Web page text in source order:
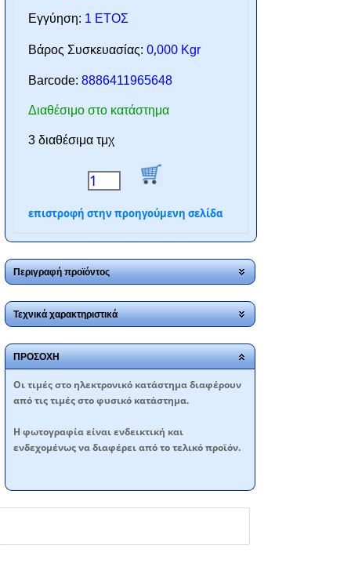
Εγγύηση: 1 ΕΤΟΣ
Βάρος Συσκευασίας: 0,000 Kgr
Barcode: 8886411965648
Διαθέσιμο στο κατάστημα
3 διαθέσιμα τμχ
επιστροφή στην προηγούμενη σελίδα
Περιγραφή προϊόντος
Τεχνικά χαρακτηριστικά
ΠΡΟΣΟΧΗ
Oι τιμές στο ηλεκτρονικό κατάστημα διαφέρουν
από τις τιμές στο φυσικό κατάστημα.
Η φωτογραφία είναι ενδεικτική και
ενδεχομένως να διαφέρει από το τελικό προϊόν.